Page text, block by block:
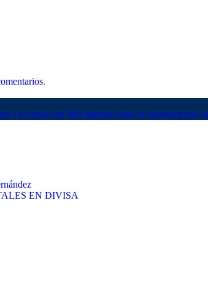
.
a la espera de $20 millones para el sistema penal
EN DIVISA